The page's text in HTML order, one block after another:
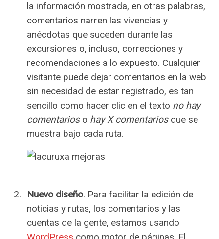
la información mostrada, en otras palabras,
comentarios narren las vivencias y
anécdotas que suceden durante las
excursiones o, incluso, correcciones y
recomendaciones a lo expuesto. Cualquier
visitante puede dejar comentarios en la web
sin necesidad de estar registrado, es tan
sencillo como hacer clic en el texto no hay
comentarioso hay X comentariosque se
muestra bajo cada ruta.
Nuevo diseño. Para facilitar la edición de
noticias y rutas, los comentarios y las
cuentas de la gente, estamos usando
WordPress como motor de páginas. El